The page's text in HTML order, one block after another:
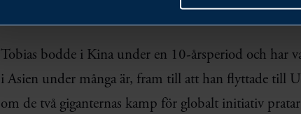
Tobias bodde i Kina under en 10-årsperiod och har
i Asien under många är, fram till att han flyttade till
om de två giganternas kamp för globalt initiativ